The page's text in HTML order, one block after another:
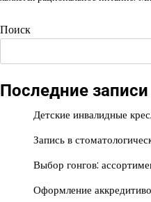
Поиск
Последние записи
Детские инвалидные
Запись в
Выбор гонгов:
Оформление